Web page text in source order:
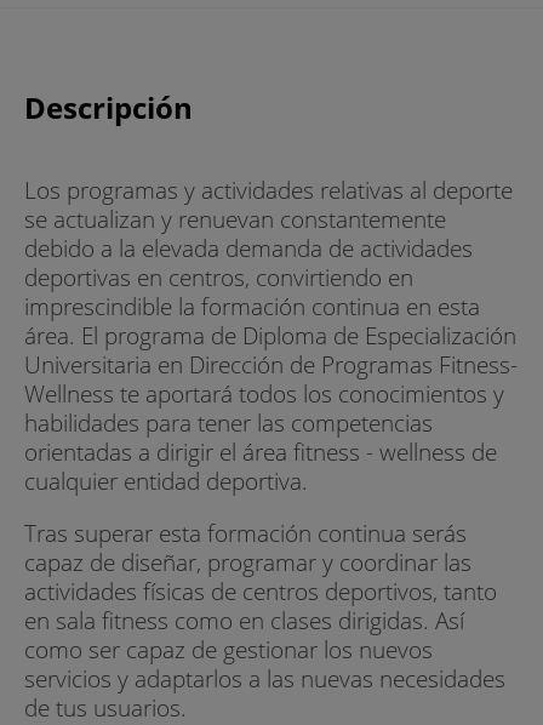
Descripción
Los programas y actividades relativas al deporte
se actualizan y renuevan constantemente
debido a la elevada demanda de actividades
deportivas en centros, convirtiendo en
imprescindible la formación continua en esta
área. El programa de Diploma de Especialización
Universitaria en Dirección de Programas Fitness-
Wellness te aportará todos los conocimientos y
habilidades para tener las competencias
orientadas a dirigir el área fitness - wellness de
cualquier entidad deportiva.
Tras superar esta formación continua serás
capaz de diseñar, programar y coordinar las
actividades físicas de centros deportivos, tanto
en sala fitness como en clases dirigidas. Así
como ser capaz de gestionar los nuevos
servicios y adaptarlos a las nuevas necesidades
de tus usuarios.